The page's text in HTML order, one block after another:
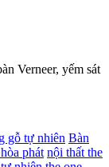
Verneer, yếm sát
gỗ tự nhiên Bàn
phát nội thất the